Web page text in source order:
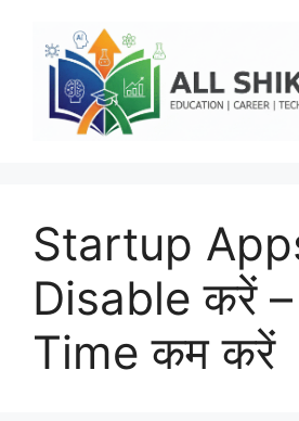
content
Startup
Disable करें
Time कम करें